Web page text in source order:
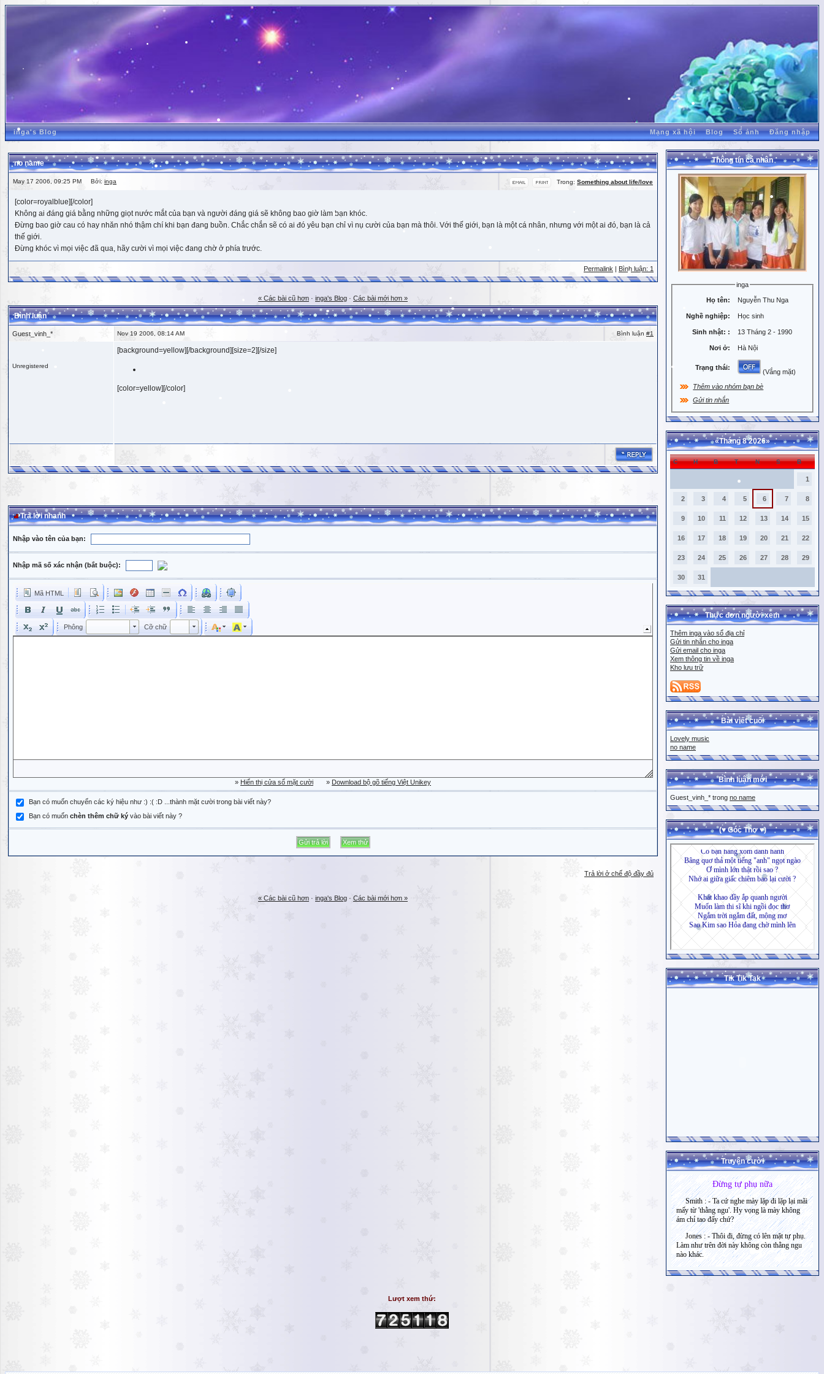
inga's Blog Mạng xã hội Blog Sổ ảnh Đăng nhập
no name
Trong: Something about life/love
May 17 2006, 09:25 PM Bởi: inga
[color=royalblue][/color]
Không ai đáng giá bằng những giọt nước mắt của bạn và người đáng giá sẽ không bao giờ làm bạn khóc.
Đừng bao giờ cau có hay nhăn nhó thậm chí khi bạn đang buồn. Chắc chắn sẽ có ai đó yêu bạn chỉ vì nụ cười của bạn mà thôi. Với thế giới, bạn là một cá nhân, nhưng với một ai đó, bạn là cả
thế giới.
Đừng khóc vì mọi việc đã qua, hãy cười vì mọi việc đang chờ ở phía trước.
Permalink Bình luận: 1
« Các bài cũ hơn · inga's Blog · Các bài mới hơn »
Bình luận
Guest_vinh_* Nov 19 2006, 08:14 AM Bình luận #1
Unregistered
[background=yellow][/background][size=2][/size]
[color=yellow][/color]
Trả lời nhanh
Nhập vào tên của bạn:
Nhập mã số xác nhận (bắt buộc):
Mã HTML
Phông Cỡ chữ Kích cỡ phông
» Hiển thị cửa sổ mặt cười » Download bộ gõ tiếng Việt Unikey
Bạn có muốn chuyển các ký hiệu như :) :( :D ...thành mặt cười trong bài viết này?
Bạn có muốn chèn thêm chữ ký vào bài viết này ?
Trả lời ở chế độ đầy đủ
« Các bài cũ hơn · inga's Blog · Các bài mới hơn »
Thông tin cá nhân
inga
Họ tên: Nguyễn Thu Nga
Nghề nghiệp: Học sinh
Sinh nhật: : 13 Tháng 2 - 1990
Nơi ở: Hà Nội
Trạng thái:
(Vắng mặt)
Thêm vào nhóm bạn bè
Gửi tin nhắn
«Tháng 8 2026»
C H B T N S B
1
2 3 4 5 6 7 8
9 10 11 12 13 14 15
16 17 18 19 20 21 22
23 24 25 26 27 28 29
30 31
Thực đơn người xem
Thêm inga vào sổ địa chỉ
Gửi tin nhắn cho inga
Gửi email cho inga
Xem thông tin về inga
Kho lưu trữ
Bài viết cuối
Lovely music
no name
Bình luận mới
Guest_vinh_* trong no name
(♥ Góc Thơ ♥)
Tik Tik Tak
Truyện cười
Lượt xem thứ: